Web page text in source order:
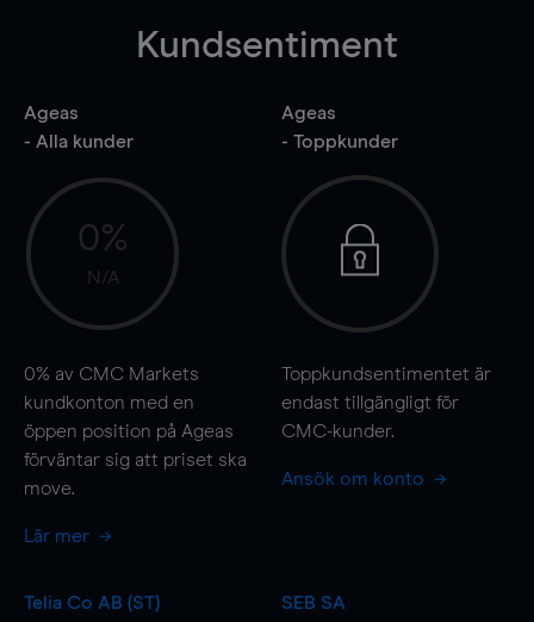
Kundsentiment
Ageas
- Alla kunder
0%
N/A
0% av CMC Markets
kundkonton med en
öppen position på Ageas
förväntar sig att priset ska
move.
Lär mer
Ageas
- Toppkunder
Toppkundsentimentet är
endast tillgängligt för
CMC-kunder.
Ansök om konto
Telia Co AB (ST)
SEB SA